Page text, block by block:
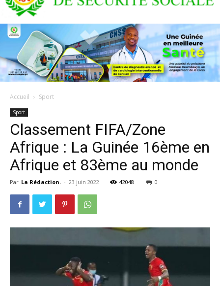
Accueil Sport
Sport
Classement FIFA/Zone
Afrique : La Guinée 16ème en
Afrique et 83ème au monde
Par La Rédaction. - 23 juin 2022 42048 0